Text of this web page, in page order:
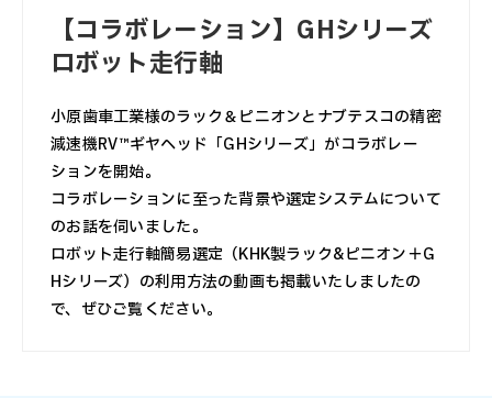
【コラボレーション】GHシリーズ
ロボット走行軸
小原歯車工業様のラック＆ピニオンとナブテスコの精密
減速機RV™ギヤヘッド「GHシリーズ」がコラボレー
ションを開始。
コラボレーションに至った背景や選定システムについて
のお話を伺いました。
ロボット走行軸簡易選定（KHK製ラック&ピニオン＋G
Hシリーズ）の利用方法の動画も掲載いたしましたの
で、ぜひご覧ください。